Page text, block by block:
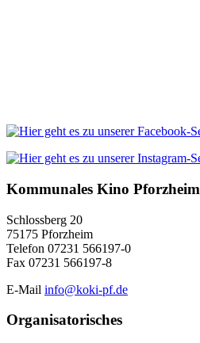
Kommunales Kino Pforzheim
Schlossberg 20
75175 Pforzheim
Telefon 07231 566197-0
Fax 07231 566197-8
E-Mail info@koki-pf.de
Organisatorisches